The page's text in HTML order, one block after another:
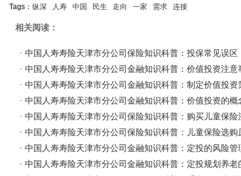
Tags： 纵深 人寿 中国 民生 走向 一家 需求 连接
相关阅读：
中国人寿寿险天津市分公司保险知识科普：投保常见误区
中国人寿寿险天津市分公司金融知识科普：价值投资注意
中国人寿寿险天津市分公司金融知识科普：制定价值投资
中国人寿寿险天津市分公司金融知识科普：价值投资的概
中国人寿寿险天津市分公司保险知识科普：购买儿童保险
中国人寿寿险天津市分公司保险知识科普：儿童保险选购
中国人寿寿险天津市分公司金融知识科普：定投的风险管
中国人寿寿险天津市分公司金融知识科普：定投规划养老